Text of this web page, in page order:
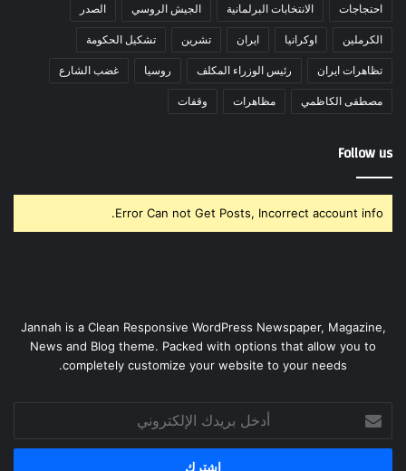
احتجاجات الانتخابات البرلمانية الجيش الروسي الصدر
الكرملين اوكرانيا ايران تشرين تشكيل الحكومة
تظاهرات ايران رئيس الوزراء المكلف روسيا غضب الشارع
مصطفى الكاظمي مظاهرات وقفات
Follow us
Error Can not Get Posts, Incorrect account info.
Jannah is a Clean Responsive WordPress Newspaper, Magazine,
News and Blog theme. Packed with options that allow you to
completely customize your website to your needs.
بريدك
الإلكتروني